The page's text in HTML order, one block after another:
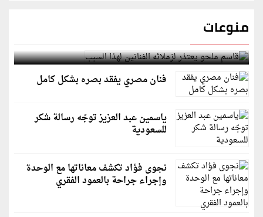
منوعات
قاسم ملحو يعتذر لزملائه الفنانين لهذا السبب
فنان مصري يفقد بصره بشكل كامل
ياسمين عبد العزيز توجّه رسالة شكر
للسعودية
نجوى فؤاد تكشف معاناتها مع الوحدة
وإجراء جراحة بالعمود الفقري